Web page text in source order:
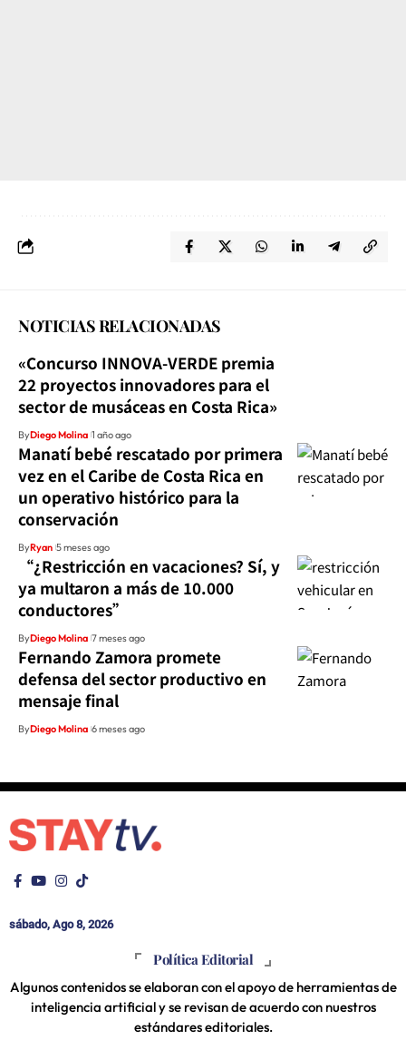
NOTICIAS RELACIONADAS
«Concurso INNOVA-VERDE premia
22 proyectos innovadores para el
sector de musáceas en Costa Rica»
ByDiego Molina 1 año ago
Manatí bebé rescatado por primera
vez en el Caribe de Costa Rica en
un operativo histórico para la
conservación
ByRyan 5 meses ago
“¿Restricción en vacaciones? Sí, y
ya multaron a más de 10.000
conductores”
ByDiego Molina 7 meses ago
Fernando Zamora promete
defensa del sector productivo en
mensaje final
ByDiego Molina 6 meses ago
sábado, Ago 8, 2026
Política Editorial
Algunos contenidos se elaboran con el apoyo de herramientas de
inteligencia artificial y se revisan de acuerdo con nuestros
estándares editoriales.